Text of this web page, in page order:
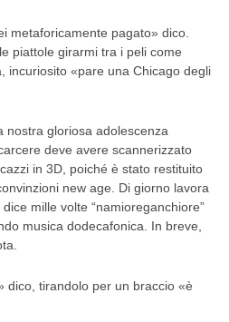
metaforicamente pagato» dico.
piattole girarmi tra i peli come
incuriosito «pare una Chicago degli
nostra gloriosa adolescenza
deve avere scannerizzato
in 3D, poiché è stato restituito
new age. Di giorno lavora
mille volte “namioreganchiore”
musica dodecafonica. In breve,
dico, tirandolo per un braccio «è